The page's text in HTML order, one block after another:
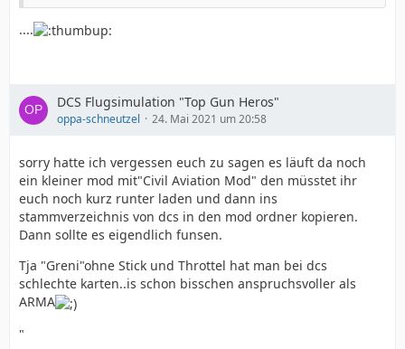
....
DCS Flugsimulation "Top Gun Heros"
oppa-schneutzel 24. Mai 2021 um 20:58
sorry hatte ich vergessen euch zu sagen es läuft da noch
ein kleiner mod mit"Civil Aviation Mod" den müsstet ihr
euch noch kurz runter laden und dann ins
stammverzeichnis von dcs in den mod ordner kopieren.
Dann sollte es eigendlich funsen.
Tja "Greni"ohne Stick und Throttel hat man bei dcs
schlechte karten..is schon bisschen anspruchsvoller als
ARMA
"